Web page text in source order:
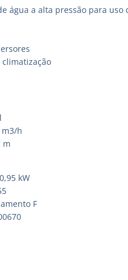
água a alta pressão para
m3/h
m
kW
F